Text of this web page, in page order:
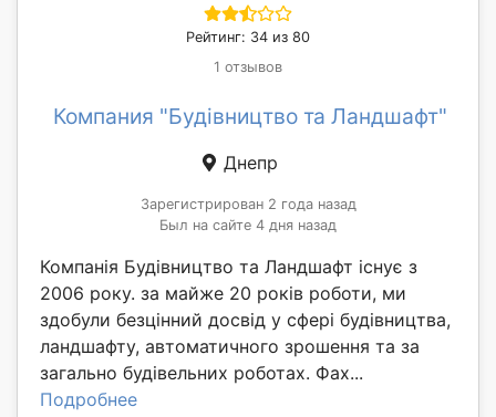
Рейтинг: 34 из 80
1 отзывов
Компания "Будівництво та Ландшафт"
Днепр
Зарегистрирован 2 года назад
Был на сайте 4 дня назад
Компанія Будівництво та Ландшафт існує з
2006 року. за майже 20 років роботи, ми
здобули безцінний досвід у сфері будівництва,
ландшафту, автоматичного зрошення та за
загально будівельних роботах. Фах...
Подробнее